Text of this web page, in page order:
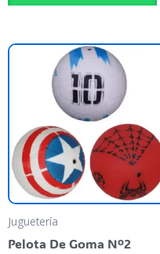
Juguetería
Pelota De Goma Nº2